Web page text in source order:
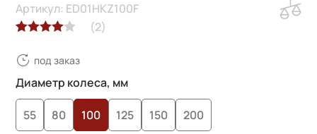
4.00из 5
на основе
опроса
пользователей
(2)
Артикул: ED01HKZ100F
под заказ
Диаметр колеса, мм
55 80 100 125 150
200